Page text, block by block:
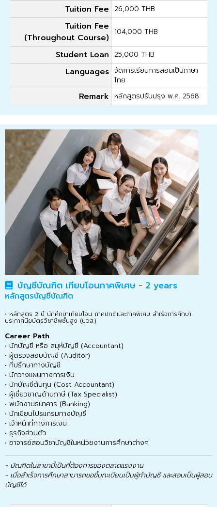
Tuition Fee 26,000 THB
Tuition Fee
(Throughout Course)
104,000 THB
Student Loan 25,000 THB
Languages จัดการเรียนการสอนเป็นภาษา
ไทย
Remark หลักสูตรปรับปรุง พ.ศ. 2568
บัญชีบัณฑิต เทียบโอนภาคพิเศษ - 2 years
หลักสูตรบัญชีบัณฑิต
• หลักสูตร 2 ปี นักศึกษาเทียบโอน ภาคปกติและภาคพิเศษ สำเร็จการศึกษา
ประกาศนียบัตรวิชาชีพชั้นสูง (ปวส.)
Career Path
• นักบัญชี หรือ สมุห์บัญชี (Accountant)
• ผู้ตรวจสอบบัญชี (Auditor)
• ที่ปรึกษาทางบัญชี
• นักวางแผนทางการเงิน
• นักบัญชีต้นทุน (Cost Accountant)
• ผู้เชี่ยวชาญด้านภาษี (Tax Specialist)
• พนักงานธนาคาร (Banking)
• นักเขียนโปรแกรมทางบัญชี
• เจ้าหน้าที่ทางการเงิน
• ธุรกิจส่วนตัว
• อาจารย์สอนวิชาบัญชีในหน่วยงานการศึกษาต่างๆ
- บัณฑิตในสาขานี้เป็นที่ต้องการของตลาดแรงงาน
- เมื่อสำเร็จการศึกษาสามารถขอขึ้นทะเบียนเป็นผู้ทำบัญชี และสอบเป็นผู้สอบ
บัญชีได้